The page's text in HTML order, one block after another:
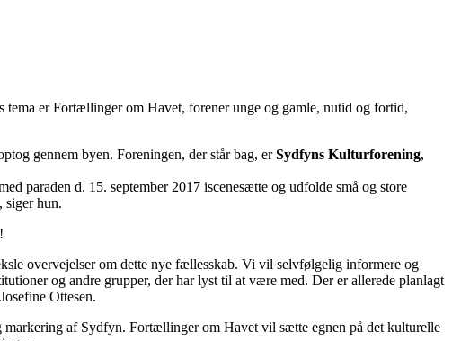
tema er Fortællinger om Havet, forener unge og gamle, nutid og fortid,
gennem byen. Foreningen, der står bag, erSydfyns Kulturforening,
paraden d. 15. september 2017 iscenesætte og udfolde små og store
siger hun.
overvejelser om dette nye fællesskab. Vi vil selvfølgelig informere og
og andre grupper, der har lyst til at være med. Der er allerede planlagt
Ottesen.
af Sydfyn. Fortællinger om Havet vil sætte egnen på det kulturelle